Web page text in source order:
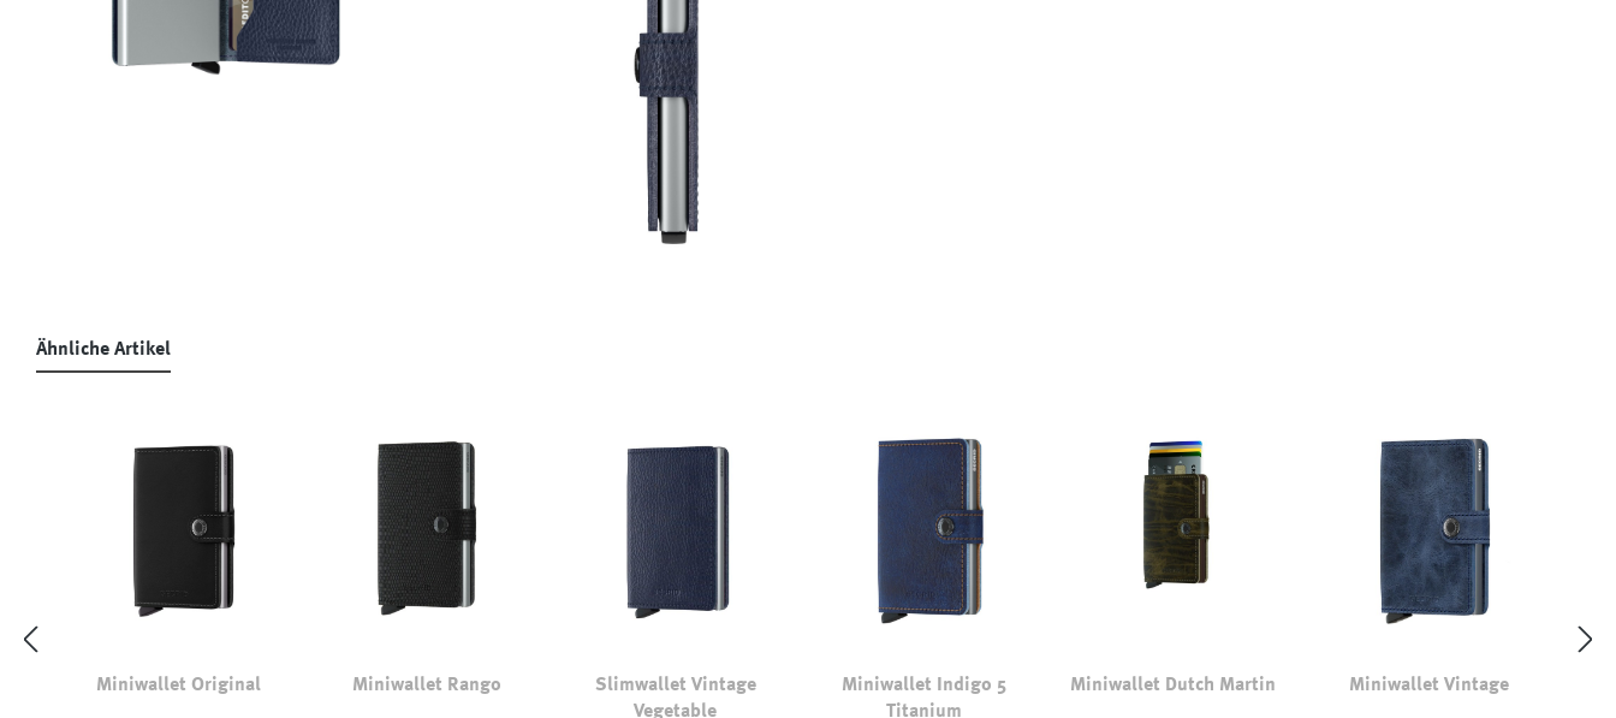
Ähnliche Artikel
Miniwallet Original Miniwallet Rango
Slimwallet Vintage
Vegetable
Miniwallet Indigo 5
Titanium
Miniwallet Dutch Martin Miniwallet Vintage